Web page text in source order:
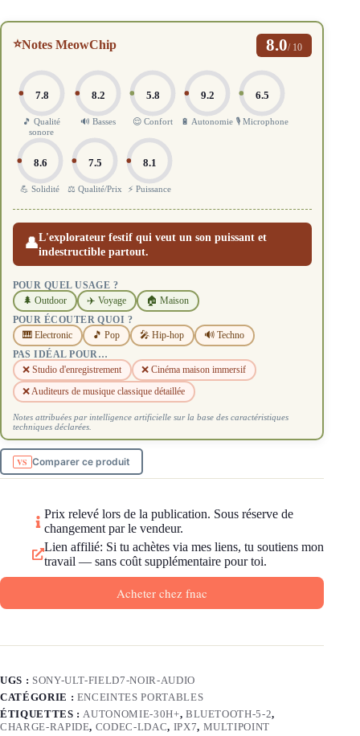
⭐Notes MeowChip 8.0/ 10
7.8
🎵 Qualité
sonore
8.2
🔊 Basses
5.8
😌 Confort
9.2
🔋 Autonomie
6.5
🎙️ Microphone
8.6
💪 Solidité
7.5
⚖️ Qualité/Prix
8.1
⚡ Puissance
👤L'explorateur festif qui veut un son puissant et
indestructible partout.
POUR QUEL USAGE ?
🌲 Outdoor ✈️ Voyage 🏠 Maison
POUR ÉCOUTER QUOI ?
🎹 Electronic 🎵 Pop 🎤 Hip-hop 🔊 Techno
PAS IDÉAL POUR…
❌ Studio d'enregistrement
❌ Cinéma maison immersif
❌ Auditeurs de musique classique détaillée
Notes attribuées par intelligence artificielle sur la base des caractéristiques
techniques déclarées.
Comparer ce produit
Prix relevé lors de la publication. Sous réserve de
changement par le vendeur.
Lien affilié: Si tu achètes via mes liens, tu soutiens mon
travail — sans coût supplémentaire pour toi.
Acheter chez fnac
UGS : SONY-ULT-FIELD7-NOIR-AUDIO
CATÉGORIE : ENCEINTES PORTABLES
ÉTIQUETTES : AUTONOMIE-30H+, BLUETOOTH-5-2,
CHARGE-RAPIDE, CODEC-LDAC, IPX7, MULTIPOINT